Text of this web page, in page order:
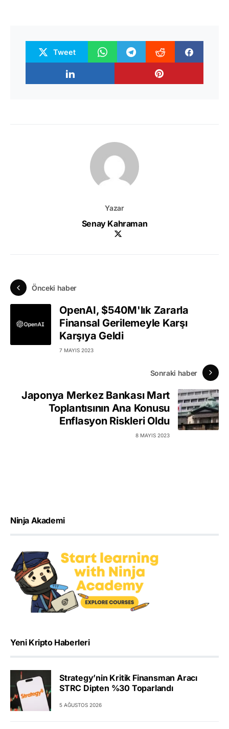
Tweet
Yazar
Senay Kahraman
Önceki haber
OpenAI, $540M'lık Zararla
Finansal Gerilemeyle Karşı
Karşıya Geldi
7 MAYIS 2023
Sonraki haber
Japonya Merkez Bankası Mart
Toplantısının Ana Konusu
Enflasyon Riskleri Oldu
8 MAYIS 2023
Ninja Akademi
Yeni Kripto Haberleri
Strategy’nin Kritik Finansman Aracı
STRC Dipten %30 Toparlandı
5 AĞUSTOS 2026